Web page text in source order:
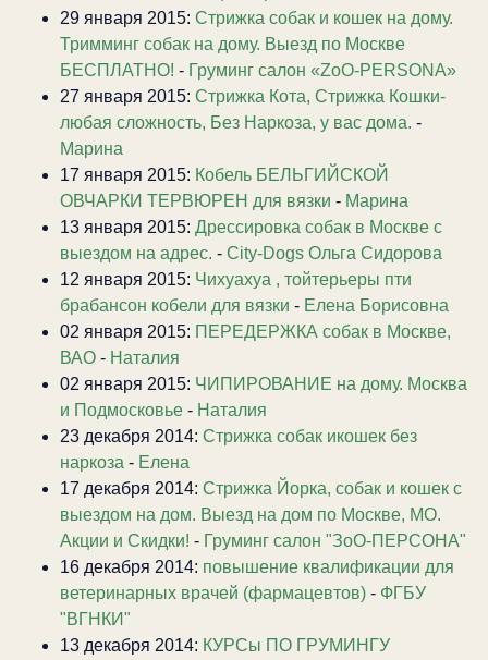
29 января 2015: Стрижка собак и кошек на дому.
Тримминг собак на дому. Выезд по Москве
БЕСПЛАТНО! - Груминг салон «ZoO-PERSONA»
27 января 2015: Стрижка Кота, Стрижка Кошки-
любая сложность, Без Наркоза, у вас дома. -
Марина
17 января 2015: Кобель БЕЛЬГИЙСКОЙ
ОВЧАРКИ ТЕРВЮРЕН для вязки - Марина
13 января 2015: Дрессировка собак в Москве с
выездом на адрес. - City-Dogs Ольга Сидорова
12 января 2015: Чихуахуа , тойтерьеры пти
брабансон кобели для вязки - Елена Борисовна
02 января 2015: ПЕРЕДЕРЖКА собак в Москве,
ВАО - Наталия
02 января 2015: ЧИПИРОВАНИЕ на дому. Москва
и Подмосковье - Наталия
23 декабря 2014: Стрижка собак икошек без
наркоза - Елена
17 декабря 2014: Стрижка Йорка, собак и кошек с
выездом на дом. Выезд на дом по Москве, МО.
Акции и Скидки! - Груминг салон "ЗоО-ПЕРСОНА"
16 декабря 2014: повышение квалификации для
ветеринарных врачей (фармацевтов) - ФГБУ
"ВГНКИ"
13 декабря 2014: КУРСы ПО ГРУМИНГУ